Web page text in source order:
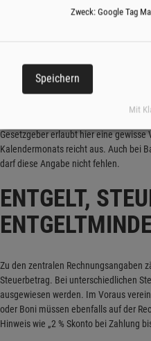
Ein häufiger Fehler beim Rechnung
Bezeichnung, die eine eindeutige
Gesetzgeber erlaubt hier eine gewisse
Kalendermonats reicht aus. Auch bei
darf diese Angabe nicht fehlen.
ENTGELT,
Zu den zentralen Rechnungsangaben
Steuerbetrag. Bei unterschiedlichen
ausgewiesen werden. Im Voraus
oder Boni müssen ebenfalls auf der
Hinweis wie „2 % Skonto bei Zahlung
Zweck: Google Tag
Speichern
Mit